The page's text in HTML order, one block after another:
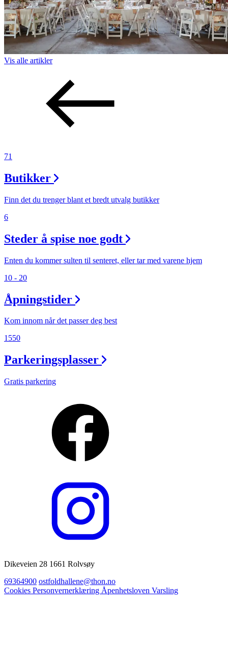
Vis alle artikler
71
Butikker
Finn det du trenger blant et bredt utvalg butikker
6
Steder å spise noe godt
Enten du kommer sulten til senteret, eller tar med varene hjem
10 - 20
Åpningstider
Kom innom når det passer deg best
1550
Parkeringsplasser
Gratis parkering
Dikeveien 28 1661 Rolvsøy
69364900 ostfoldhallene@thon.no
Cookies Personvernerklæring Åpenhetsloven Varsling